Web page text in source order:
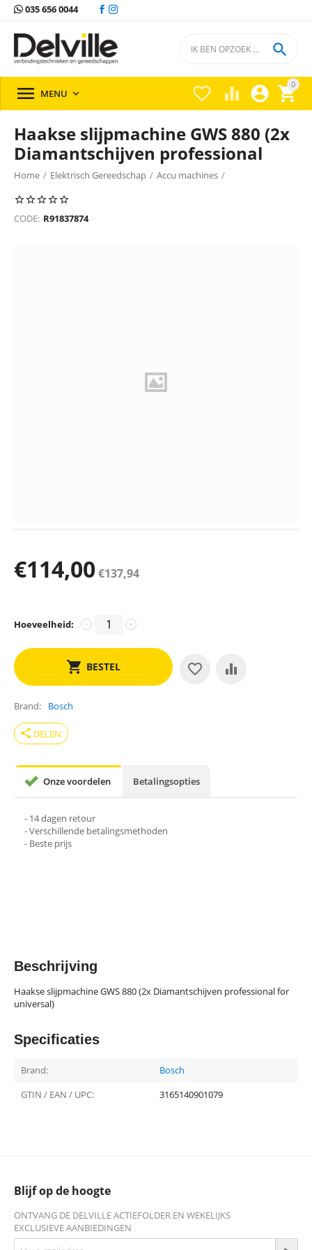
035 656 0044
0


 

 MENU 
Haakse slijpmachine GWS 880 (2x
Diamantschijven professional
Home / Elektrisch Gereedschap / Accu machines /
Haakse slijpmachines
CODE: R91837874
€114,00€137,94
Hoeveelheid: +
−
BESTEL
Brand Bosch
share DELEN
Onze voordelen Betalingsopties
- 14 dagen retour
- Verschillende betalingsmethoden
- Beste prijs
Beschrijving
Haakse slijpmachine GWS 880 (2x Diamantschijven professional for
universal)
Specificaties
Brand:
Bosch
GTIN / EAN / UPC:
3165140901079
Blijf op de hoogte
ONTVANG DE DELVILLE ACTIEFOLDER EN WEKELIJKS
EXCLUSIEVE AANBIEDINGEN